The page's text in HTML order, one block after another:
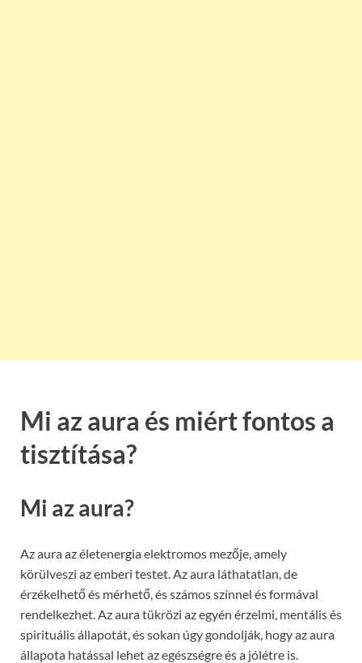
Mi az aura és miért fontos a
tisztítása?
Mi az aura?
Az aura az életenergia elektromos mezője, amely
körülveszi az emberi testet. Az aura láthatatlan, de
érzékelhető és mérhető, és számos színnel és formával
rendelkezhet. Az aura tükrözi az egyén érzelmi, mentális és
spirituális állapotát, és sokan úgy gondolják, hogy az aura
állapota hatással lehet az egészségre és a jólétre is.